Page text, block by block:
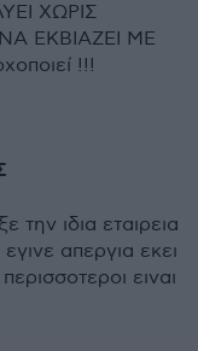
ΧΩΡΙΣ
ΕΚΒΙΑΖΕΙ ΜΕ
!!!
την ιδια εταιρεια
απεργια εκει
ειναι